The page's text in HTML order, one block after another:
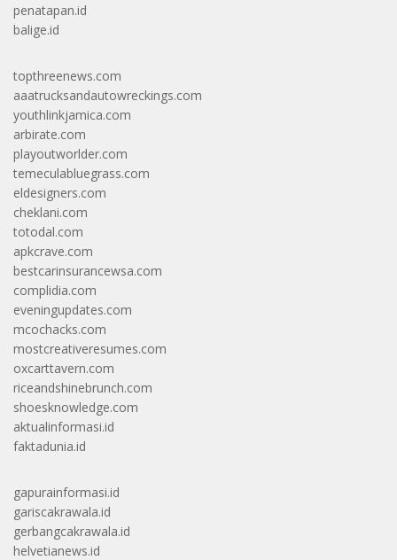
penatapan.id
balige.id
topthreenews.com
aaatrucksandautowreckings.com
youthlinkjamica.com
arbirate.com
playoutworlder.com
temeculabluegrass.com
eldesigners.com
cheklani.com
totodal.com
apkcrave.com
bestcarinsurancewsa.com
complidia.com
eveningupdates.com
mcochacks.com
mostcreativeresumes.com
oxcarttavern.com
riceandshinebrunch.com
shoesknowledge.com
aktualinformasi.id
faktadunia.id
gapurainformasi.id
gariscakrawala.id
gerbangcakrawala.id
helvetianews.id